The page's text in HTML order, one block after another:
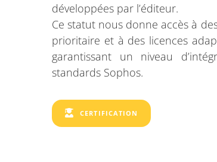
développées par l’éditeur.
Ce statut nous donne accès à
prioritaire et à des licences
garantissant un niveau
standards Sophos.
CERTIFICATION